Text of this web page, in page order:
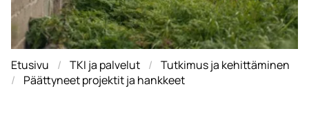
Etusivu TKI ja palvelut
Tutkimus ja kehittäminen
Päättyneet projektit ja hankkeet